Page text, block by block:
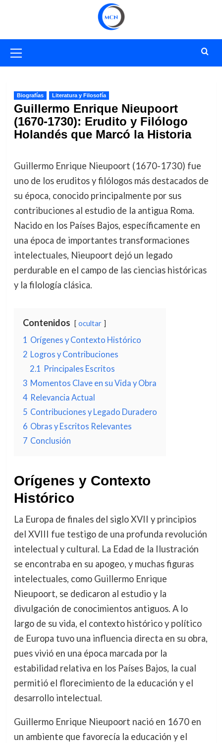
primario
Biografías Literatura y Filosofía
Guillermo Enrique Nieupoort
(1670-1730): Erudito y Filólogo
Holandés que Marcó la Historia
Guillermo Enrique Nieupoort (1670-1730) fue
uno de los eruditos y filólogos más destacados de
su época, conocido principalmente por sus
contribuciones al estudio de la antigua Roma.
Nacido en los Países Bajos, específicamente en
una época de importantes transformaciones
intelectuales, Nieupoort dejó un legado
perdurable en el campo de las ciencias históricas
y la filología clásica.
Contenidos ocultar
1 Orígenes y Contexto Histórico
2 Logros y Contribuciones
2.1 Principales Escritos
3 Momentos Clave en su Vida y Obra
4 Relevancia Actual
5 Contribuciones y Legado Duradero
6 Obras y Escritos Relevantes
7 Conclusión
Orígenes y Contexto
Histórico
La Europa de finales del siglo XVII y principios
del XVIII fue testigo de una profunda revolución
intelectual y cultural. La Edad de la Ilustración
se encontraba en su apogeo, y muchas figuras
intelectuales, como Guillermo Enrique
Nieupoort, se dedicaron al estudio y la
divulgación de conocimientos antiguos. A lo
largo de su vida, el contexto histórico y político
de Europa tuvo una influencia directa en su obra,
pues vivió en una época marcada por la
estabilidad relativa en los Países Bajos, la cual
permitió el florecimiento de la educación y el
desarrollo intelectual.
Guillermo Enrique Nieupoort nació en 1670 en
un ambiente que favorecía la educación y el